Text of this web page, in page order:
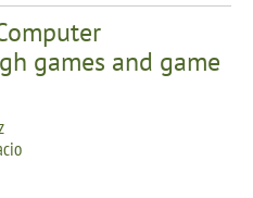
games and game